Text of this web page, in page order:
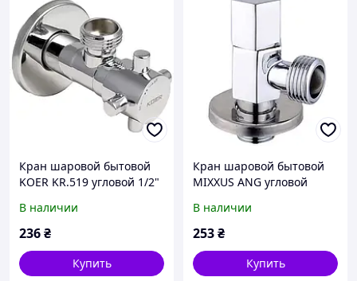
Кран шаровой бытовой
KOER KR.519 угловой 1/2"
В наличии
236₴
Купить
Кран шаровой бытовой
MIXXUS ANG угловой
В наличии
253₴
Купить